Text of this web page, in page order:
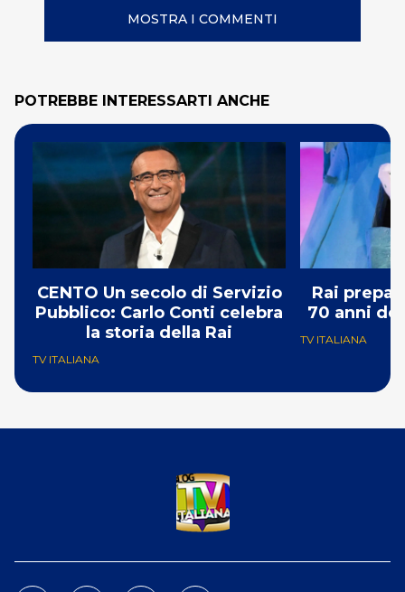
MOSTRA I COMMENTI
POTREBBE INTERESSARTI ANCHE
CENTO Un secolo di Servizio
Pubblico: Carlo Conti celebra
la storia della Rai
TV ITALIANA
Rai
70 anni
TV ITALIANA